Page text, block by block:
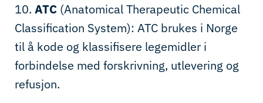
10. ATC (Anatomical Therapeutic Chemical
Classification System): ATC brukes i Norge
til å kode og klassifisere legemidler i
forbindelse med forskrivning, utlevering og
refusjon.